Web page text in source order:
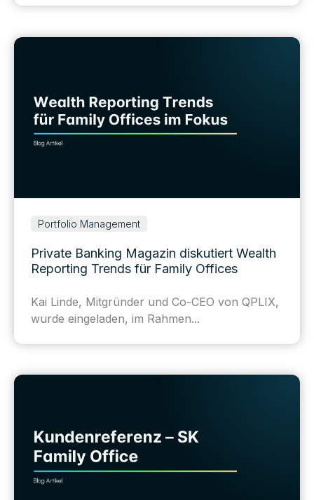
Portfolio Management
Private Banking Magazin diskutiert Wealth
Reporting Trends für Family Offices
Kai Linde, Mitgründer und Co-CEO von QPLIX,
wurde eingeladen, im Rahmen...